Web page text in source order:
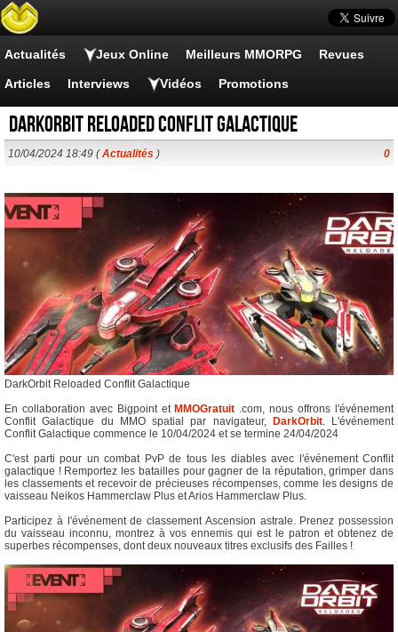
Actualités Jeux Online Meilleurs MMORPG Revues
Articles Interviews Vidéos Promotions
DarkOrbit Reloaded Conflit Galactique
10/04/2024 18:49 (Actualités ) 0
DarkOrbit Reloaded Conflit Galactique
En collaboration avec Bigpoint et MMOGratuit .com, nous offrons l'événement
Conflit Galactique du MMO spatial par navigateur,
DarkOrbit. L'événement
Conflit Galactique commence le 10/04/2024 et se termine 24/04/2024
C'est parti pour un combat PvP de tous les diables avec l'événement Conflit
galactique ! Remportez les batailles pour gagner de la réputation, grimper dans
les classements et recevoir de précieuses récompenses, comme les designs de
vaisseau Neikos Hammerclaw Plus et Arios Hammerclaw Plus.
Participez à l'événement de classement Ascension astrale. Prenez possession
du vaisseau inconnu, montrez à vos ennemis qui est le patron et obtenez de
superbes récompenses, dont deux nouveaux titres exclusifs des Failles !